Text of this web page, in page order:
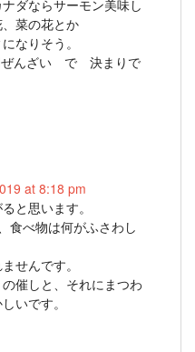
ダならサーモン美味し
菜の花とか
なりそう。
ぜんざい で 決まりで
at 8:18 pm
と思います。
食べ物は何がふさわし
せんです。
催しと、それにまつわ
いです。